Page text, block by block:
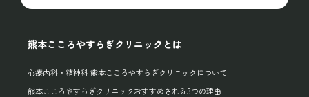
熊本こころやすらぎクリニックとは
心療内科・精神科 熊本こころやすらぎクリニックについて
熊本こころやすらぎクリニックおすすめされる3つの理由